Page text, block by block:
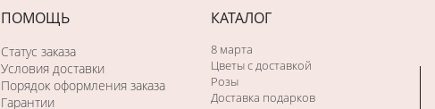
ПОМОЩЬ
Статус заказа
Условия доставки
Порядок оформления заказа
Гарантии
КАТАЛОГ
8 марта
Цветы с доставкой
Розы
Доставка подарков